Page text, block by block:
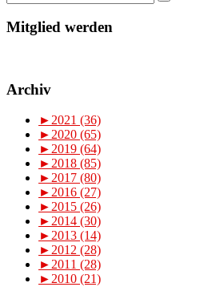
Mitglied werden
Archiv
► 2021 (36)
► 2020 (65)
► 2019 (64)
► 2018 (85)
► 2017 (80)
► 2016 (27)
► 2015 (26)
► 2014 (30)
► 2013 (14)
► 2012 (28)
► 2011 (28)
► 2010 (21)